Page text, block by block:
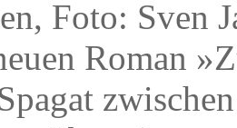
Foto: Sven
Roman